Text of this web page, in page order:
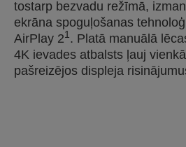
tostarp bezvadu režīmā,
ekrāna spoguļošanas
AirPlay 21. Platā manuālā
4K ievades atbalsts ļauj
pašreizējos displeja